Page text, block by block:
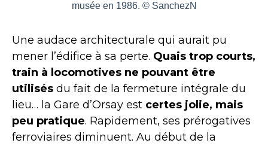
musée en 1986. © SanchezN
Une audace architecturale qui aurait pu
mener l’édifice à sa perte. Quais trop courts,
train à locomotives ne pouvant être
utilisés du fait de la fermeture intégrale du
lieu… la Gare d’Orsay est certes jolie, mais
peu pratique. Rapidement, ses prérogatives
ferroviaires diminuent. Au début de la